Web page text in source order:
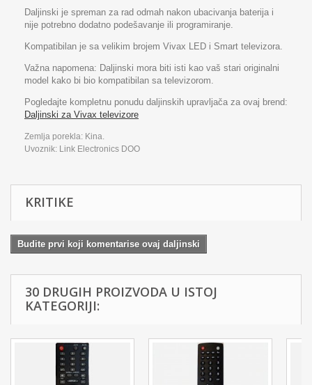
Daljinski je spreman za rad odmah nakon ubacivanja baterija i
nije potrebno dodatno podešavanje ili programiranje.
Kompatibilan je sa velikim brojem Vivax LED i Smart televizora.
Važna napomena: Daljinski mora biti isti kao vaš stari originalni
model kako bi bio kompatibilan sa televizorom.
Pogledajte kompletnu ponudu daljinskih upravljača za ovaj brend:
Daljinski za Vivax televizore
Zemlja porekla: Kina.
Uvoznik: Link Electronics DOO
KRITIKE
Budite prvi koji komentarise ovaj daljinski
30 DRUGIH PROIZVODA U ISTOJ
KATEGORIJI: